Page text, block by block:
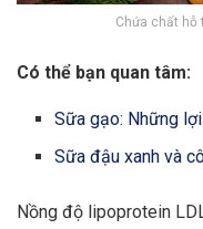
Chứa chất hỗ
Có thể bạn quan tâm:
Sữa gạo: Những
Sữa đậu xanh và
Nồng độ lipoprotein